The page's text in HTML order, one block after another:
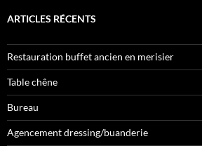
ARTICLES RÉCENTS
Restauration buffet ancien en merisier
Table chêne
Bureau
Agencement dressing/buanderie